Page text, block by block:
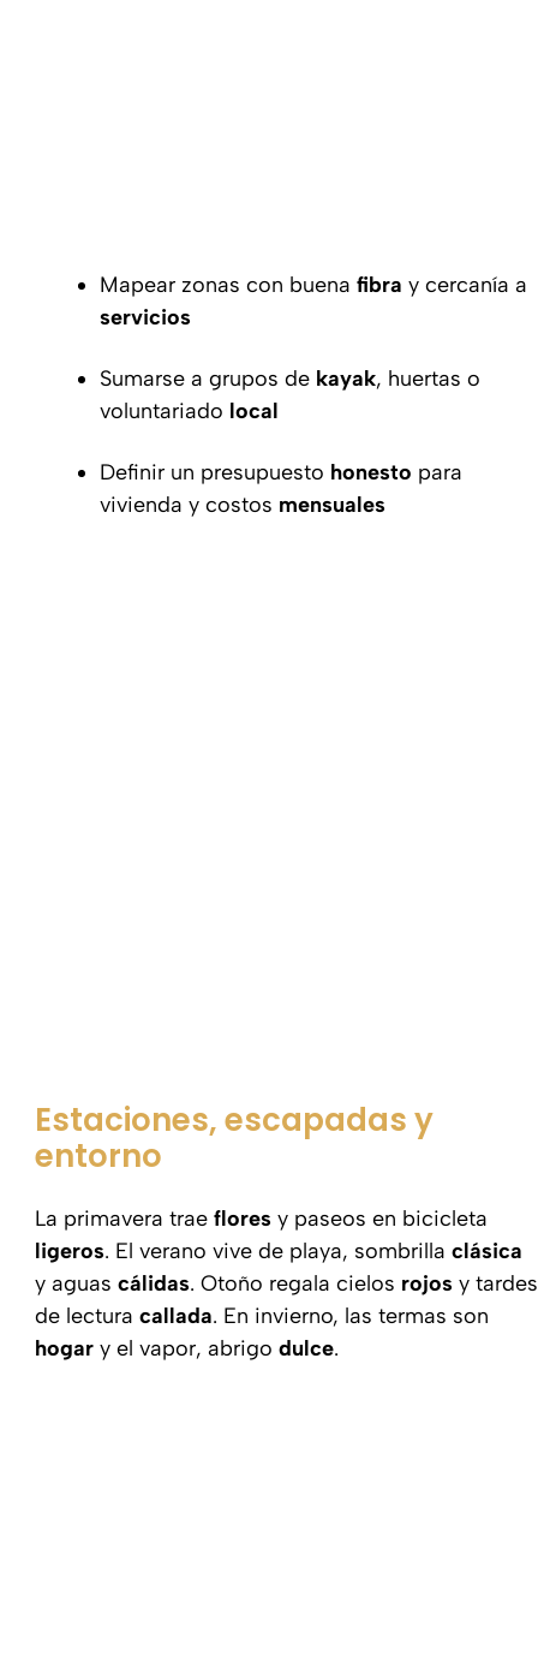
Mapear zonas con buena fibra y cercanía a
servicios
Sumarse a grupos de kayak, huertas o
voluntariado local
Definir un presupuesto honesto para
vivienda y costos mensuales
Estaciones, escapadas y
entorno
La primavera trae flores y paseos en bicicleta
ligeros. El verano vive de playa, sombrilla clásica
y aguas cálidas. Otoño regala cielos rojos y tardes
de lectura callada. En invierno, las termas son
hogar y el vapor, abrigo dulce.